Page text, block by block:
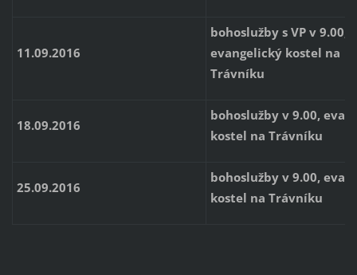
11.09.2016
bohoslužby s VP v 9.00,
evangelický kostel na
Trávníku
18.09.2016
bohoslužby v 9.00,
kostel na Trávníku
25.09.2016
bohoslužby v 9.00,
kostel na Trávníku